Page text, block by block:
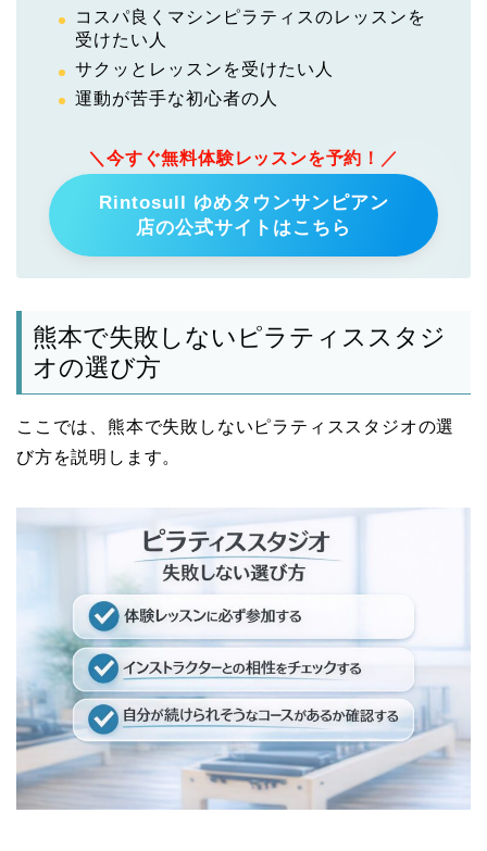
コスパ良くマシンピラティスのレッスンを
受けたい人
サクッとレッスンを受けたい人
運動が苦手な初心者の人
＼今すぐ無料体験レッスンを予約！／
Rintosull ゆめタウンサンピアン
店の公式サイトはこちら
熊本で失敗しないピラティススタジ
オの選び方
ここでは、熊本で失敗しないピラティススタジオの選
び方を説明します。